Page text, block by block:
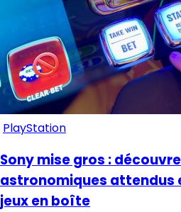
PlayStation
Sony mise gros :
astronomiques attendus
jeux en boîte